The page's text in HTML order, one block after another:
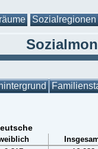
Sozialregionen